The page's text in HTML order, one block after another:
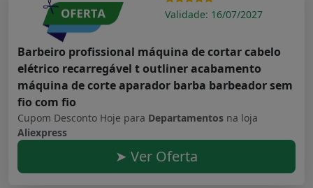
Validade: 16/07/2027
Barbeiro profissional máquina de cortar cabelo
elétrico recarregável t outliner acabamento
máquina de corte aparador barba barbeador sem
fio com fio
Cupom Desconto Hoje para Departamentos na loja
Aliexpress
➤ Ver Oferta